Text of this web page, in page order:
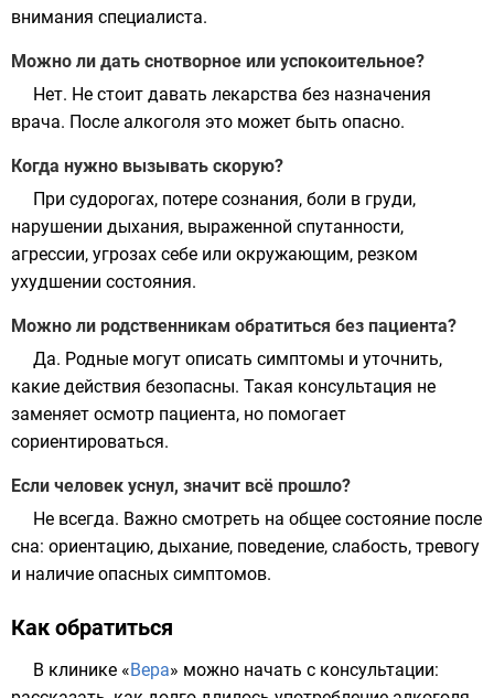
внимания специалиста.
Можно ли дать снотворное или успокоительное?
Нет. Не стоит давать лекарства без назначения
врача. После алкоголя это может быть опасно.
Когда нужно вызывать скорую?
При судорогах, потере сознания, боли в груди,
нарушении дыхания, выраженной спутанности,
агрессии, угрозах себе или окружающим, резком
ухудшении состояния.
Можно ли родственникам обратиться без пациента?
Да. Родные могут описать симптомы и уточнить,
какие действия безопасны. Такая консультация не
заменяет осмотр пациента, но помогает
сориентироваться.
Если человек уснул, значит всё прошло?
Не всегда. Важно смотреть на общее состояние после
сна: ориентацию, дыхание, поведение, слабость, тревогу
и наличие опасных симптомов.
Как обратиться
В клинике «Вера» можно начать с консультации: